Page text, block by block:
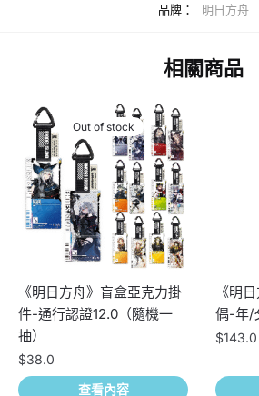
品牌：
明日方舟
相關商品
Out of stock
《明日方舟》盲盒亞克力掛
件-通行認證12.0（隨機一
抽）
$38.0
查看內容
《明
偶-年/
$143.0
頁面